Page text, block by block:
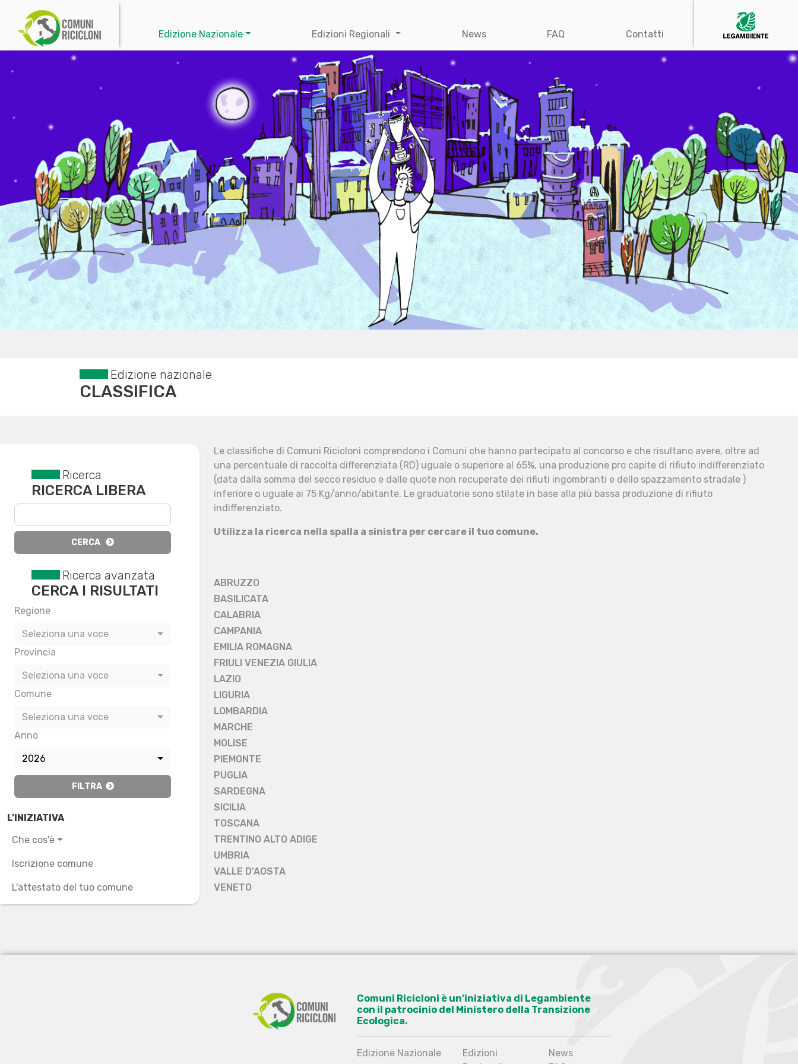
Edizione Nazionale Edizioni Regionali News FAQ Contatti
Edizione nazionale
CLASSIFICA
Reset filtri
Ricerca
RICERCA LIBERA
CERCA
Ricerca avanzata
CERCA I RISULTATI
Regione
Seleziona una voce
Provincia
Seleziona una voce
Comune
Seleziona una voce
Anno
2026
FILTRA
L’INIZIATIVA
Che cos'è
Iscrizione comune
L'attestato del tuo comune
Le classifiche di Comuni Ricicloni comprendono i Comuni che hanno partecipato al concorso e che risultano avere, oltre ad
una percentuale di raccolta differenziata (RD) uguale o superiore al 65%, una produzione pro capite di rifiuto indifferenziato
(data dalla somma del secco residuo e dalle quote non recuperate dei rifiuti ingombranti e dello spazzamento stradale )
inferiore o uguale ai 75 Kg/anno/abitante. Le graduatorie sono stilate in base alla più bassa produzione di rifiuto
indifferenziato.
Utilizza la ricerca nella spalla a sinistra per cercare il tuo comune.
ABRUZZO
BASILICATA
CALABRIA
CAMPANIA
EMILIA ROMAGNA
FRIULI VENEZIA GIULIA
LAZIO
LIGURIA
LOMBARDIA
MARCHE
MOLISE
PIEMONTE
PUGLIA
SARDEGNA
SICILIA
TOSCANA
TRENTINO ALTO ADIGE
UMBRIA
VALLE D'AOSTA
VENETO
Comuni Ricicloni è un’iniziativa di Legambiente
con il patrocinio del Ministero della Transizione
Ecologica.
Edizione Nazionale
Edizioni
News